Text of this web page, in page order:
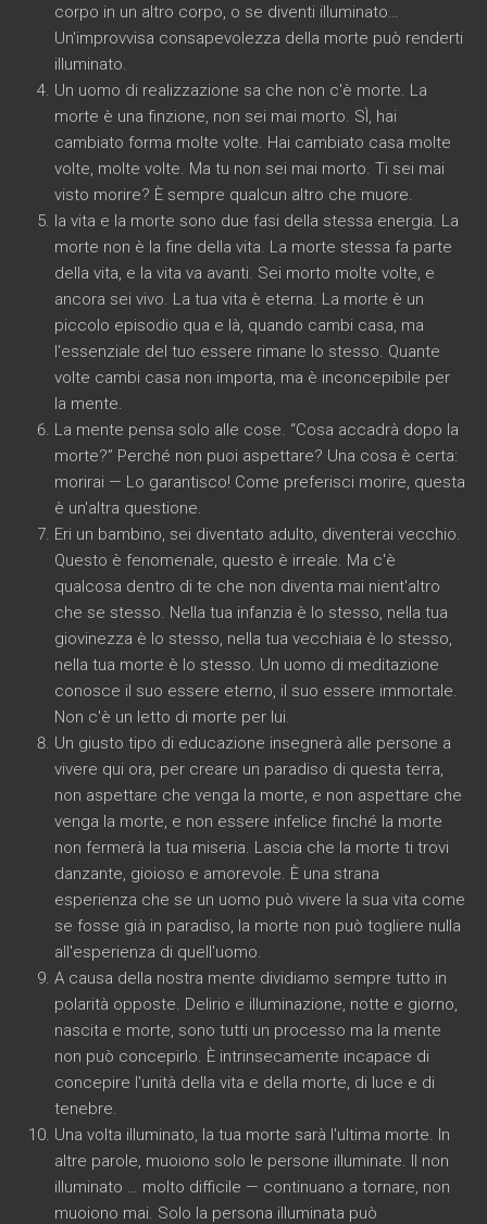
corpo in un altro corpo, o se diventi illuminato…
Un'improvvisa consapevolezza della morte può renderti
illuminato.
Un uomo di realizzazione sa che non c'è morte. La
morte è una finzione, non sei mai morto. SÌ, hai
cambiato forma molte volte. Hai cambiato casa molte
volte, molte volte. Ma tu non sei mai morto. Ti sei mai
visto morire? È sempre qualcun altro che muore.
la vita e la morte sono due fasi della stessa energia. La
morte non è la fine della vita. La morte stessa fa parte
della vita, e la vita va avanti. Sei morto molte volte, e
ancora sei vivo. La tua vita è eterna. La morte è un
piccolo episodio qua e là, quando cambi casa, ma
l'essenziale del tuo essere rimane lo stesso. Quante
volte cambi casa non importa, ma è inconcepibile per
la mente.
La mente pensa solo alle cose. “Cosa accadrà dopo la
morte?” Perché non puoi aspettare? Una cosa è certa:
morirai — Lo garantisco! Come preferisci morire, questa
è un'altra questione.
Eri un bambino, sei diventato adulto, diventerai vecchio.
Questo è fenomenale, questo è irreale. Ma c'è
qualcosa dentro di te che non diventa mai nient'altro
che se stesso. Nella tua infanzia è lo stesso, nella tua
giovinezza è lo stesso, nella tua vecchiaia è lo stesso,
nella tua morte è lo stesso. Un uomo di meditazione
conosce il suo essere eterno, il suo essere immortale.
Non c'è un letto di morte per lui.
Un giusto tipo di educazione insegnerà alle persone a
vivere qui ora, per creare un paradiso di questa terra,
non aspettare che venga la morte, e non aspettare che
venga la morte, e non essere infelice finché la morte
non fermerà la tua miseria. Lascia che la morte ti trovi
danzante, gioioso e amorevole. È una strana
esperienza che se un uomo può vivere la sua vita come
se fosse già in paradiso, la morte non può togliere nulla
all'esperienza di quell'uomo.
A causa della nostra mente dividiamo sempre tutto in
polarità opposte. Delirio e illuminazione, notte e giorno,
nascita e morte, sono tutti un processo ma la mente
non può concepirlo. È intrinsecamente incapace di
concepire l'unità della vita e della morte, di luce e di
tenebre.
Una volta illuminato, la tua morte sarà l'ultima morte. In
altre parole, muoiono solo le persone illuminate. Il non
illuminato … molto difficile — continuano a tornare, non
muoiono mai. Solo la persona illuminata può